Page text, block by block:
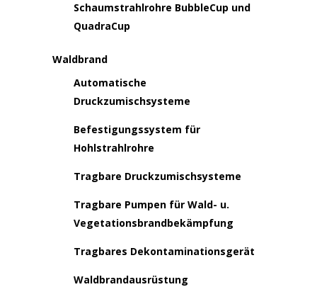
Schaumstrahlrohre BubbleCup und
QuadraCup
Waldbrand
Automatische
Druckzumischsysteme
Befestigungssystem für
Hohlstrahlrohre
Tragbare Druckzumischsysteme
Tragbare Pumpen für Wald- u.
Vegetationsbrandbekämpfung
Tragbares Dekontaminationsgerät
Waldbrandausrüstung